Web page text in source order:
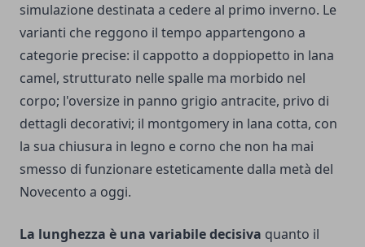
simulazione destinata a cedere al primo inverno. Le
varianti che reggono il tempo appartengono a
categorie precise: il cappotto a doppiopetto in lana
camel, strutturato nelle spalle ma morbido nel
corpo; l'oversize in panno grigio antracite, privo di
dettagli decorativi; il montgomery in lana cotta, con
la sua chiusura in legno e corno che non ha mai
smesso di funzionare esteticamente dalla metà del
Novecento a oggi.
La lunghezza è una variabile decisiva quanto il